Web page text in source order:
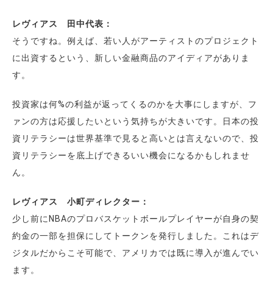
レヴィアス 田中代表：
そうですね。例えば、若い人がアーティストのプロジェクト
に出資するという、新しい金融商品のアイディアがありま
す。
投資家は何%の利益が返ってくるのかを大事にしますが、フ
ァンの方は応援したいという気持ちが大きいです。日本の投
資リテラシーは世界基準で見ると高いとは言えないので、投
資リテラシーを底上げできるいい機会になるかもしれませ
ん。
レヴィアス 小町ディレクター：
少し前にNBAのプロバスケットボールプレイヤーが自身の契
約金の一部を担保にしてトークンを発行しました。これはデ
ジタルだからこそ可能で、アメリカでは既に導入が進んでい
ます。